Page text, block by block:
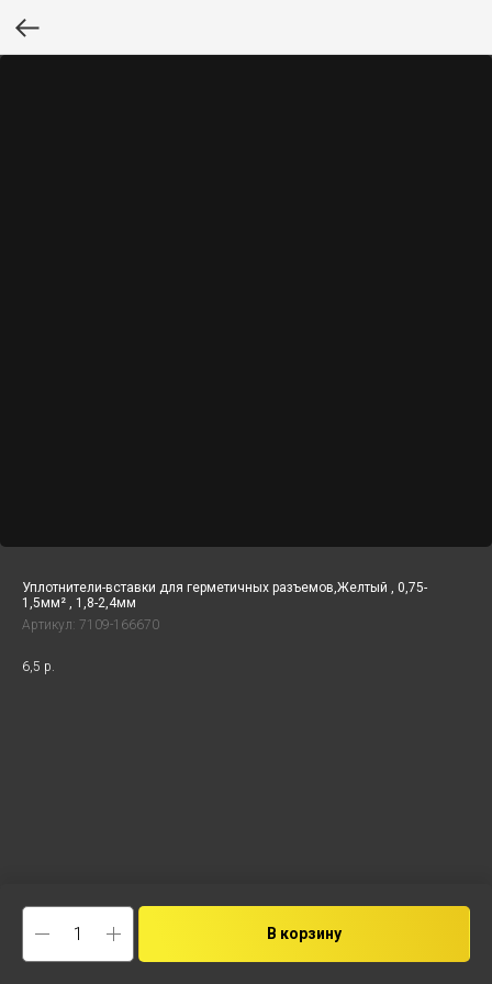
Уплотнители-вставки для герметичных разъемов,Желтый , 0,75-
1,5мм² , 1,8-2,4мм
Артикул: 7109-166670
6,5 р.
В корзину